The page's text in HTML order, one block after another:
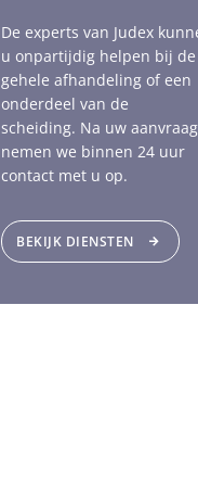
De experts van Judex
u onpartijdig helpen bij de
gehele afhandeling of een
onderdeel van de
scheiding. Na uw aanvraag
nemen we binnen 24 uur
contact met u op.
BEKIJK DIENSTEN